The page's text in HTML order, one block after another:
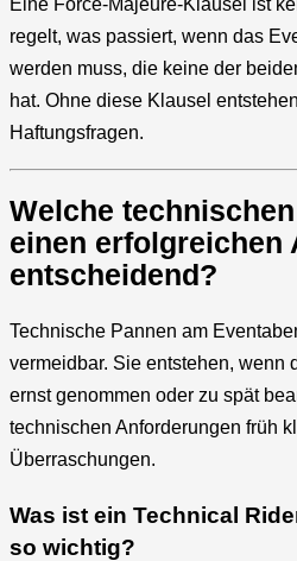
regelt, was passiert, wenn das
werden muss, die keine der
hat. Ohne diese Klausel
Haftungsfragen.
Welche
einen erfolgreichen
entscheidend?
Technische Pannen am
vermeidbar. Sie entstehen, wenn
ernst genommen oder zu spät
technischen Anforderungen früh
Überraschungen.
Was ist ein Technical
so wichtig?